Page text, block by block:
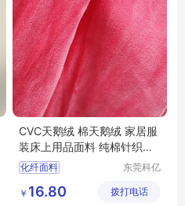
CVC天鹅绒 棉天鹅绒 家居服
装床上用品面料 纯棉针织绒
布面料
化纤面料
东莞科亿
公司
￥ 16.80 拨打电话